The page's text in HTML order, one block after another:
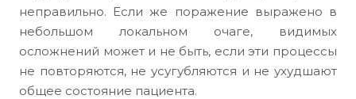
неправильно. Если же поражение выражено в
небольшом локальном очаге, видимых
осложнений может и не быть, если эти процессы
не повторяются, не усугубляются и не ухудшают
общее состояние пациента.